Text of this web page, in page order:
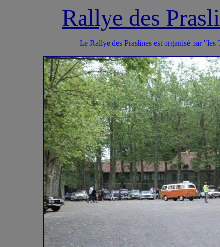
Rallye des
Le Rallye des Praslines est organisé par